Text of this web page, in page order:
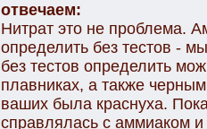
отвечаем:
Нитрат это не проблема.
определить без тестов -
без тестов определить
плавниках, а также
ваших была краснуха.
справлялась с аммиаком